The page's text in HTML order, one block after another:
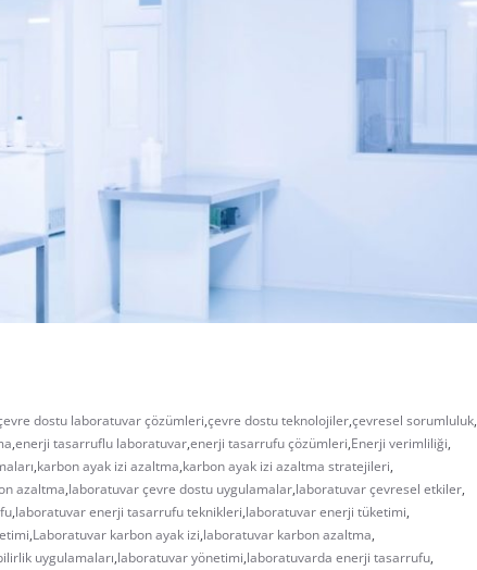
dostu laboratuvar çözümleri,çevre dostu teknolojiler,çevresel sorumluluk,
,enerji tasarruflu laboratuvar,enerji tasarrufu çözümleri,Enerji verimliliği,
,karbon ayak izi azaltma,karbon ayak izi azaltma stratejileri,
azaltma,laboratuvar çevre dostu uygulamalar,laboratuvar çevresel etkiler,
,laboratuvar enerji tasarrufu teknikleri,laboratuvar enerji tüketimi,
,Laboratuvar karbon ayak izi,laboratuvar karbon azaltma,
uygulamaları,laboratuvar yönetimi,laboratuvarda enerji tasarrufu,